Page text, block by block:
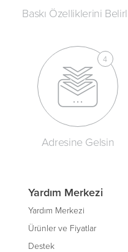
Baskı Özelliklerini
Adresine Gelsin
Yardım Merkezi
Yardım Merkezi
Ürünler ve Fiyatlar
Destek